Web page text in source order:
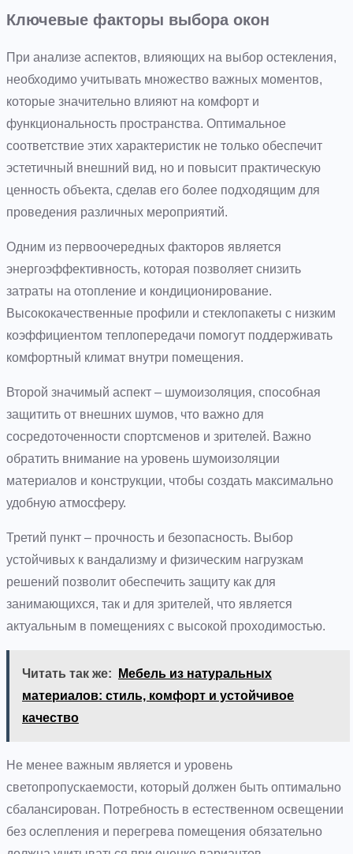
Ключевые факторы выбора окон
При анализе аспектов, влияющих на выбор остекления,
необходимо учитывать множество важных моментов,
которые значительно влияют на комфорт и
функциональность пространства. Оптимальное
соответствие этих характеристик не только обеспечит
эстетичный внешний вид, но и повысит практическую
ценность объекта, сделав его более подходящим для
проведения различных мероприятий.
Одним из первоочередных факторов является
энергоэффективность, которая позволяет снизить
затраты на отопление и кондиционирование.
Высококачественные профили и стеклопакеты с низким
коэффициентом теплопередачи помогут поддерживать
комфортный климат внутри помещения.
Второй значимый аспект – шумоизоляция, способная
защитить от внешних шумов, что важно для
сосредоточенности спортсменов и зрителей. Важно
обратить внимание на уровень шумоизоляции
материалов и конструкции, чтобы создать максимально
удобную атмосферу.
Третий пункт – прочность и безопасность. Выбор
устойчивых к вандализму и физическим нагрузкам
решений позволит обеспечить защиту как для
занимающихся, так и для зрителей, что является
актуальным в помещениях с высокой проходимостью.
Читать так же:
Мебель из натуральных
материалов: стиль, комфорт и устойчивое
качество
Не менее важным является и уровень
светопропускаемости, который должен быть оптимально
сбалансирован. Потребность в естественном освещении
без ослепления и перегрева помещения обязательно